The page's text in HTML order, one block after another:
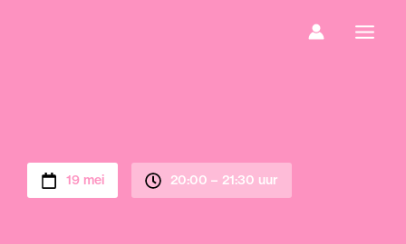
19 mei 20:00 – 21:30 uur